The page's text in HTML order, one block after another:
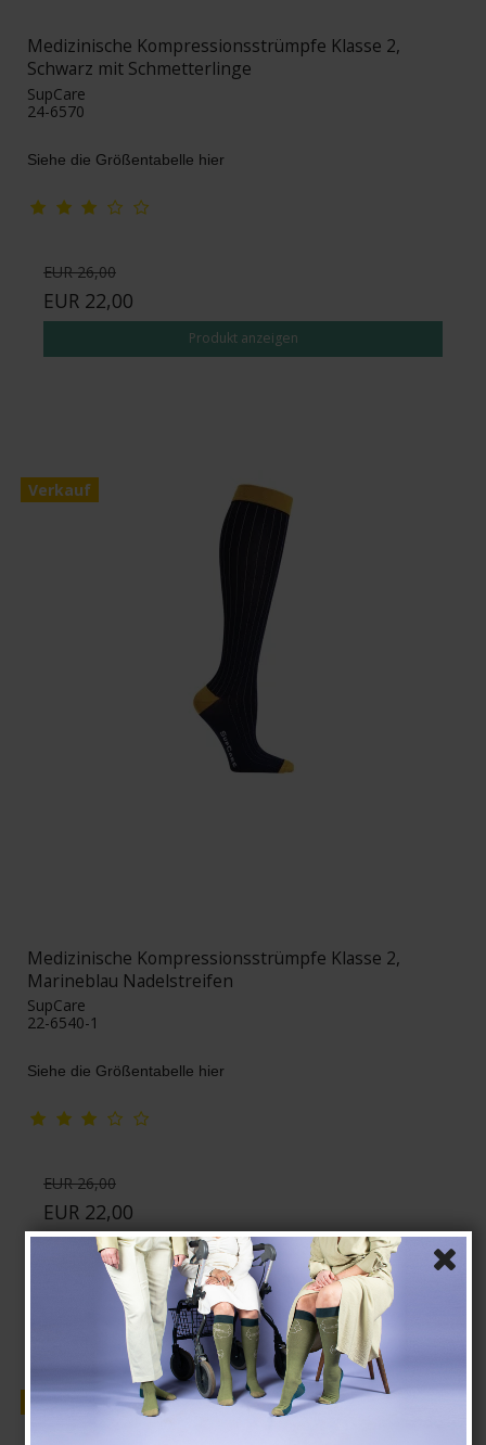
Medizinische Kompressionsstrümpfe Klasse 2,
Schwarz mit Schmetterlinge
SupCare
24-6570
Siehe die Größentabelle hier
EUR 26,00
EUR 22,00
Produkt anzeigen
Verkauf
Medizinische Kompressionsstrümpfe Klasse 2,
Marineblau Nadelstreifen
SupCare
22-6540-1
Siehe die Größentabelle hier
EUR 26,00
EUR 22,00
Produkt anzeigen
Verkauf